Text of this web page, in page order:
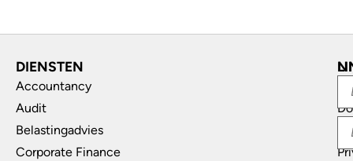
DIENSTEN
Accountancy
Audit
Belastingadvies
Corporate Finance